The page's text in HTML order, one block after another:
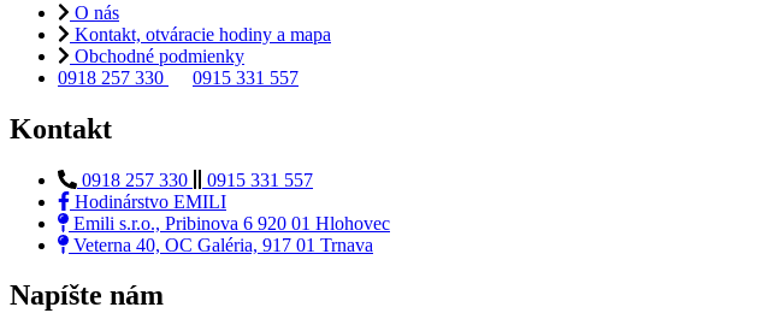
O nás
Kontakt, otváracie hodiny a mapa
Obchodné podmienky
0918 257 330
0915 331 557
Kontakt
0918 257 330
0915 331 557
Hodinárstvo EMILI
Emili s.r.o., Pribinova 6 920 01 Hlohovec
Veterna 40, OC Galéria, 917 01 Trnava
Napíšte nám